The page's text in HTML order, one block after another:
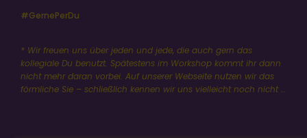
#GernePerDu
* Wir freuen uns über jeden und jede, die auch gern das
kollegiale Du benutzt. Spätestens im Workshop kommt ihr dann
nicht mehr daran vorbei. Auf unserer Webseite nutzen wir das
förmliche Sie – schließlich kennen wir uns vielleicht noch nicht …